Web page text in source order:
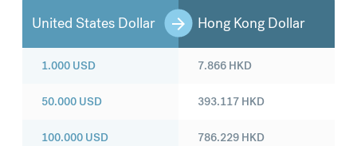
United States Dollar Hong Kong Dollar
1.000 USD
50.000 USD
100.000 USD
7.866 HKD
393.117 HKD
786.229 HKD